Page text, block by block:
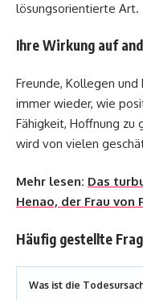
lösungsorientierte Art.
Ihre Wirkung auf
Freunde, Kollegen
immer wieder, wie
Fähigkeit, Hoffnung zu
wird von vielen
Mehr lesen: Das
Henao, der Frau von
Häufig gestellte
Was ist die